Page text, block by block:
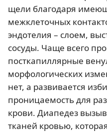
щели благодаря
межклеточных
эндотелия – слоем,
сосуды. Чаще всего
посткапиллярные
морфологических
нет, а развивается
проницаемость для
крови. Диапедез
тканей кровью,